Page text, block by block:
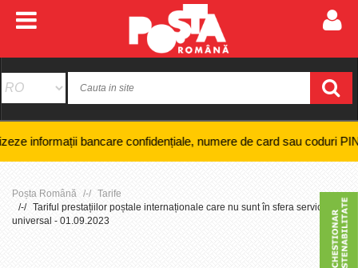
bancare confidențiale, numere de card sau coduri PIN și nici
Poșta Română
Tarife
Tariful prestațiilor poștale internaționale care nu sunt în sfera serviciului
universal - 01.09.2023